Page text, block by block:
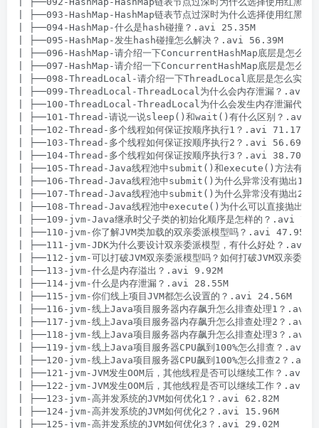
| ├──093-HashMap-HashMap链表节点过深时为什么选择使用红黑
| ├──094-HashMap-什么是hash碰撞？.avi 25.35M
| ├──095-HashMap-发生hash碰撞怎么解决？.avi 56.39M
| ├──096-HashMap-请介绍一下ConcurrentHashMap底层是怎么
| ├──097-HashMap-请介绍一下ConcurrentHashMap底层是怎么
| ├──098-ThreadLocal-请介绍一下ThreadLocal底层是怎么实
| ├──099-ThreadLocal-ThreadLocal为什么会内存泄漏？.avi
| ├──100-ThreadLocal-ThreadLocal为什么会发生内存泄漏代码
| ├──101-Thread-请说一说sleep()和wait()有什么区别？.avi
| ├──102-Thread-多个线程如何保证按顺序执行1？.avi 71.17M
| ├──103-Thread-多个线程如何保证按顺序执行2？.avi 56.69M
| ├──104-Thread-多个线程如何保证按顺序执行3？.avi 38.70M
| ├──105-Thread-Java线程池中submit()和execute()方法有什
| ├──106-Thread-Java线程池中submit()为什么异常没有抛出1
| ├──107-Thread-Java线程池中submit()为什么异常没有抛出2
| ├──108-Thread-Java线程池中execute()为什么可以直接抛出
| ├──109-jvm-Java继承时父子类的初始化顺序是怎样的？.avi
| ├──110-jvm-你了解JVM类加载的双亲委派模型吗？.avi 47.95M
| ├──111-jvm-JDK为什么要设计双亲委派模型，有什么好处？.avi
| ├──112-jvm-可以打破JVM双亲委派模型吗？如何打破JVM双亲委
| ├──113-jvm-什么是内存溢出？.avi 9.92M
| ├──114-jvm-什么是内存泄漏？.avi 28.55M
| ├──115-jvm-你们线上项目JVM都怎么设置的？.avi 24.56M
| ├──116-jvm-线上Java项目服务器内存飙升怎么排查处理1？.avi
| ├──117-jvm-线上Java项目服务器内存飙升怎么排查处理2？.avi
| ├──118-jvm-线上Java项目服务器内存飙升怎么排查处理3？.avi
| ├──119-jvm-线上Java项目服务器CPU飙到100%怎么排查？.avi
| ├──120-jvm-线上Java项目服务器CPU飙到100%怎么排查2？.avi
| ├──121-jvm-JVM发生OOM后，其他线程是否可以继续工作？.avi
| ├──122-jvm-JVM发生OOM后，其他线程是否可以继续工作？.avi
| ├──123-jvm-高并发系统的JVM如何优化1？.avi 62.82M
| ├──124-jvm-高并发系统的JVM如何优化2？.avi 15.96M
| ├──125-jvm-高并发系统的JVM如何优化3？.avi 29.02M